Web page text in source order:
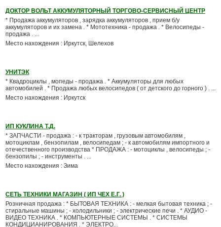
ДОКТОР ВОЛЬТ АККУМУЛЯТОРНЫЙ ТОРГОВО-СЕРВИСНЫЙ ЦЕНТР
* Продажа аккумуляторов , зарядка аккумуляторов , прием б/у
аккумуляторов и их замена . * Мототехника - продажа . * Велосипеды -
продажа . ...
Место нахождения : Иркутск, Шелехов
УНИТЭК
* Квадроциклы , мопеды - продажа . * Аккумуляторы для любых
автомобилей . * Продажа любых велосипедов ( от детского до горного ) . ...
Место нахождения : Иркутск
ИП КУКЛИНА Т.Д.
* ЗАПЧАСТИ - продажа : - к тракторам , грузовым автомобилям ,
мотоциклам , бензопилам , велосипедам ; - к автомобилям импортного и
отечественного производства * ПРОДАЖА : - мотоциклы , велосипеды ; -
бензопилы ; - инструменты . ...
Место нахождения : Зима
СЕТЬ ТЕХНИКИ МАГАЗИН ( ИП ЧЕХ Е.Г. )
Розничная продажа : * БЫТОВАЯ ТЕХНИКА : - мелкая бытовая техника ; -
стиральные машины ; - холодильники ; - электрические печи . * АУДИО -
ВИДЕО ТЕХНИКА . * КОМПЬЮТЕРНЫЕ СИСТЕМЫ . * СИСТЕМЫ
КОНДИЦИАНИРОВАНИЯ . * ЭЛЕКТРО...